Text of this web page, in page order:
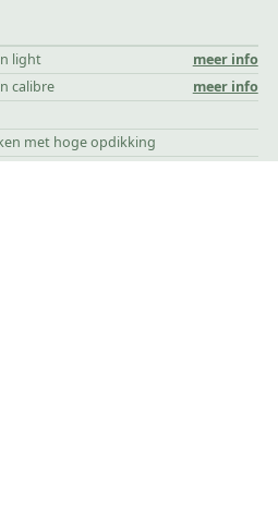
light
meer info
calibre
meer info
met hoge opdikking